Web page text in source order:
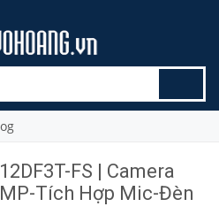
FS | Camera
Tích Hợp Mic-Đèn